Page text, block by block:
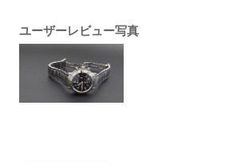
ユーザーレビュー写真